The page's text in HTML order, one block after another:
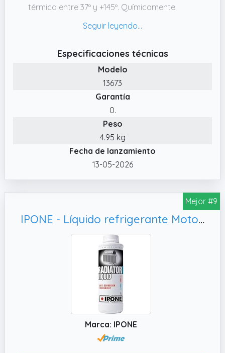
térmica entre 37º y +145º. Químicamente
excelente capacidad de transferencia
térmica. Incrementa el punto de ebullición en
función de la presión del circuito de
✔️ El anticongelante auto contiene aditivos
anticavitación, anticalcáreos,
antiespumantes y una reserva neutralizante
que protege el motor, radiador, bomba de
agua y circuito de refrigeración. Contiene
etilenglicol e inhibidores de corrosión
orgánicos que protegen el circuito contra la
corrosión de todos los metales, incluido el
aluminio y aleaciones ligeras
Especificaciones técnicas
Modelo
13673
Garantía
0.
Peso
4.95 kg
Fecha de lanzamiento
13-05-2026
Mejor #9
IPONE - Líquido refrigerante Moto - Radiator Liquid - Protección Anticongelante hasta -36 °C - Tecnología Anticorrosión - Listo para usar - Envase 1 Litro
Marca: IPONE